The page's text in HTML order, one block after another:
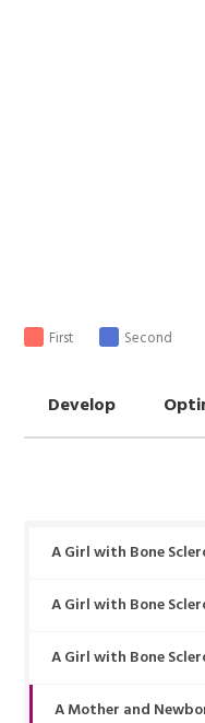
First Second
Develop
A Girl with Bone
A Girl with Bone
A Girl with Bone
A Mother and